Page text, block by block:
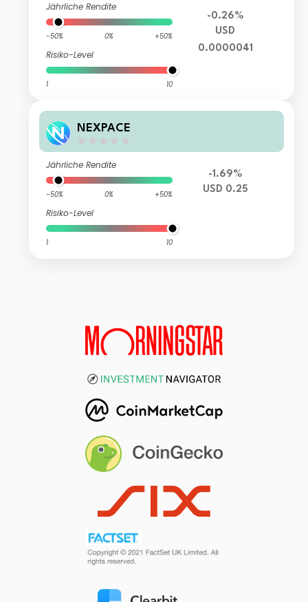
Jährliche Rendite
-50% 0% +50%
Risiko-Level
1 10
-0.26%
USD
0.0000041
NEXPACE
Jährliche Rendite
-50% 0% +50%
Risiko-Level
1 10
-1.69%
USD 0.25